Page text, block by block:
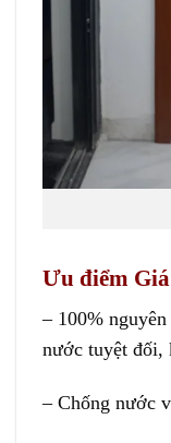
Ưu điểm
– 100%
nước tuyệt đối,
– Chống nước